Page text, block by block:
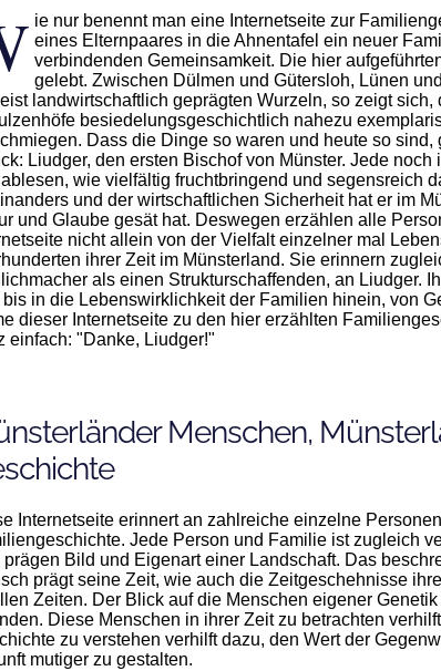
ie nur benennt man eine Internetseite zur
eines Elternpaares in die Ahnentafel ein neuer
verbindenden Gemeinsamkeit. Die hier
gelebt. Zwischen Dülmen und Gütersloh, Lünen
landwirtschaftlich geprägten Wurzeln, so zeigt
besiedelungsgeschichtlich nahezu
Dass die Dinge so waren und heute so
Liudger, den ersten Bischof von Münster. Jede
wie vielfältig fruchtbringend und segensreich
und der wirtschaftlichen Sicherheit hat er im
und Glaube gesät hat. Deswegen erzählen alle
nicht allein von der Vielfalt einzelner mal
ihrer Zeit im Münsterland. Sie erinnern
als einen Strukturschaffenden, an Liudger.
in die Lebenswirklichkeit der Familien hinein, von
dieser Internetseite zu den hier erzählten
einfach: "Danke, Liudger!"
Menschen,
Internetseite erinnert an zahlreiche einzelne
Jede Person und Familie ist zugleich
prägen Bild und Eigenart einer Landschaft. Das
prägt seine Zeit, wie auch die Zeitgeschehnisse
Zeiten. Der Blick auf die Menschen eigener
Diese Menschen in ihrer Zeit zu betrachten
zu verstehen verhilft dazu, den Wert der
mutiger zu gestalten.